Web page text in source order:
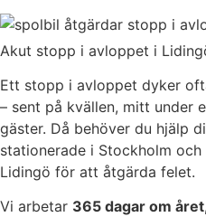
Akut stopp i avloppet i
Ett stopp i avloppet dyker
– sent på kvällen, mitt under
gäster. Då behöver du hjälp
stationerade i Stockholm
Lidingö för att åtgärda felet.
Vi arbetar 365 dagar om